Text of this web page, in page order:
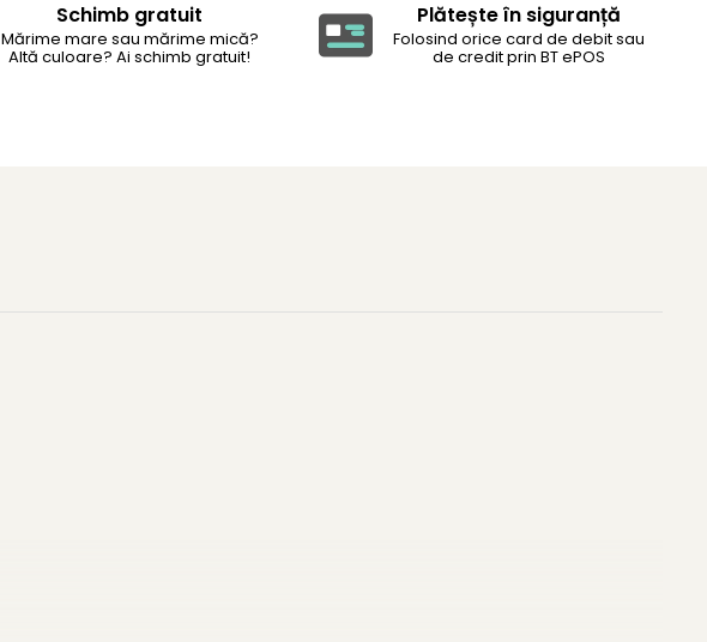
Schimb gratuit
Mărime mare sau mărime mică?
Altă culoare? Ai schimb gratuit!
Plătește în siguranță
Folosind orice card de debit sau
de credit prin BT ePOS